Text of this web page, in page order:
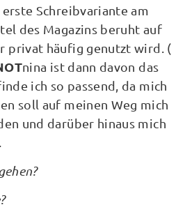
Schreibvariante am
des Magazins beruht auf
privat häufig genutzt wird. (
nina ist dann davon das
ich so passend, da mich
soll auf meinen Weg mich
und darüber hinaus mich